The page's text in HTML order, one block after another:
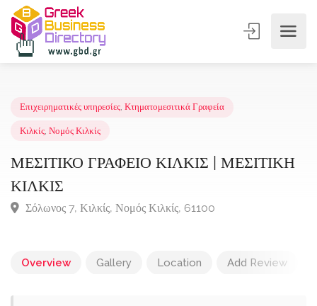
ΜΕΣΙΤΙΚΟ ΓΡΑΦΕΙΟ ΚΙΛΚΙΣ |
ΚΙΛΚΙΣ
Overview Gallery Location Add Review